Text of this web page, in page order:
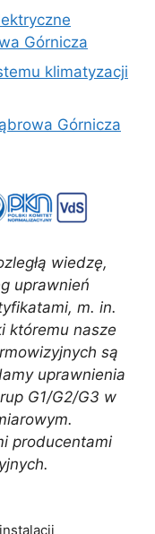
Górnicza
klimatyzacji
Górnicza
wiedzę,
uprawnień
m. in.
któremu nasze
są
uprawnienia
G1/G2/G3 w
producentami